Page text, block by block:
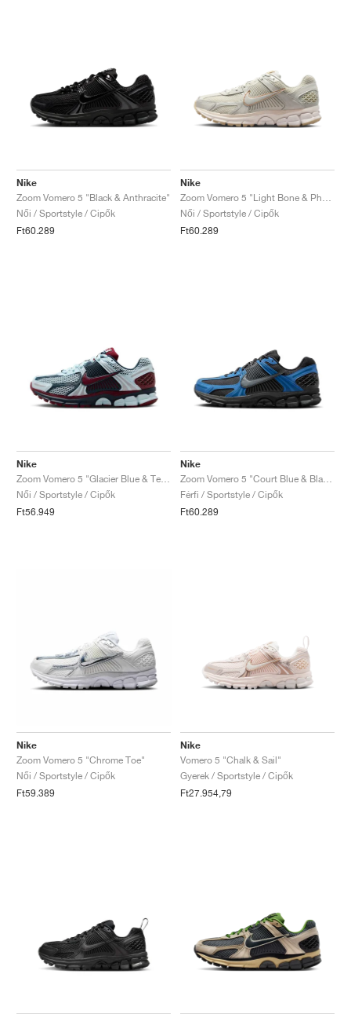
Nike
Zoom Vomero 5 "Black & Anthracite"
Női / Sportstyle / Cipők
Ft60.289
Nike
Női / Sportstyle / Cipők
Ft60.289
Nike
Női / Sportstyle / Cipők
Ft56.949
Nike
Férfi / Sportstyle / Cipők
Ft60.289
Nike
Zoom Vomero 5 "Chrome Toe"
Női / Sportstyle / Cipők
Ft59.389
Nike
Vomero 5 "Chalk & Sail"
Gyerek / Sportstyle / Cipők
Ft27.954,79